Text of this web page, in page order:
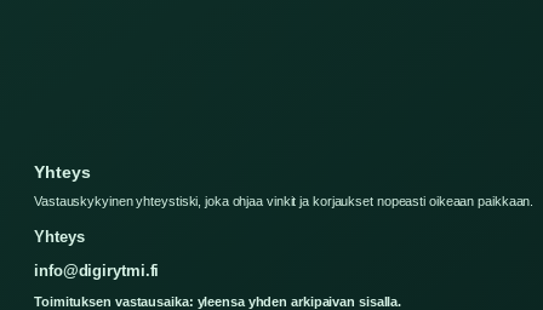
Yhteys
Vastauskykyinen yhteystiski, joka ohjaa vinkit ja korjaukset nopeasti oikeaan paikkaan.
Yhteys
info@digirytmi.fi
Toimituksen vastausaika: yleensa yhden arkipaivan sisalla.